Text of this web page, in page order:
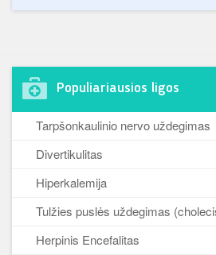
Populiariausios ligos
Tarpšonkaulinio nervo uždegimas
Divertikulitas
Hiperkalemija
Tulžies puslės uždegimas
Herpinis Encefalitas